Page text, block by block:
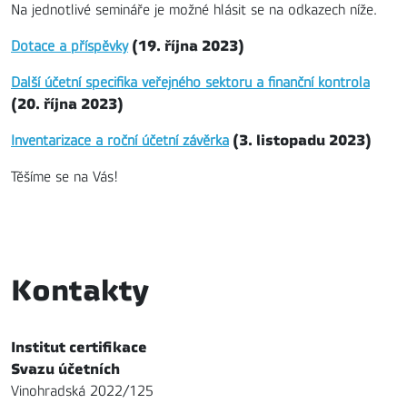
Na jednotlivé semináře je možné hlásit se na odkazech níže.
Dotace a příspěvky(19. října 2023)
Další účetní specifika veřejného sektoru a finanční kontrola
(20. října 2023)
Inventarizace a roční účetní závěrka (3. listopadu 2023)
Těšíme se na Vás!
Kontakty
Institut certifikace
Svazu účetních
Vinohradská 2022/125